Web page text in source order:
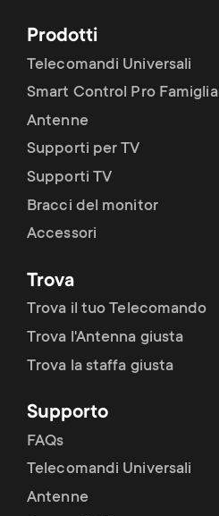
Prodotti
Telecomandi Universali
Smart Control Pro Famiglia
Antenne
Supporti per TV
Supporti TV
Bracci del monitor
Accessori
Trova
Trova il tuo Telecomando
Trova l'Antenna giusta
Trova la staffa giusta
Supporto
FAQs
Telecomandi Universali
Antenne